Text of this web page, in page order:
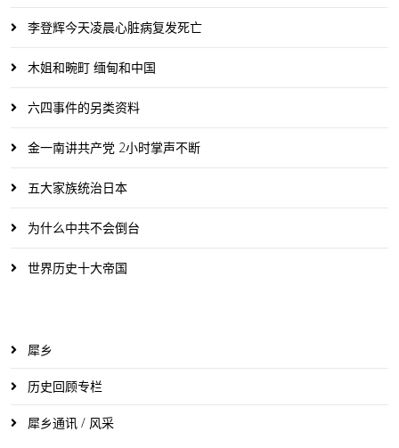
李登辉今天凌晨心脏病复发死亡
木姐和畹町 缅甸和中国
六四事件的另类资料
金一南讲共产党 2小时掌声不断
五大家族统治日本
为什么中共不会倒台
世界历史十大帝国
犀乡
历史回顾专栏
犀乡通讯 / 风采